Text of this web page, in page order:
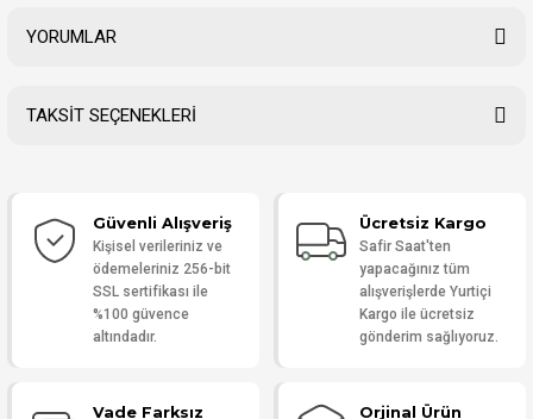
YORUMLAR
Yorum Yaz
TAKSİT SEÇENEKLERİ
Güvenli Alışveriş
Kişisel verileriniz ve
ödemeleriniz 256-bit
SSL sertifikası ile
%100 güvence
altındadır.
Ücretsiz Kargo
Safir Saat'ten
yapacağınız tüm
alışverişlerde Yurtiçi
Kargo ile ücretsiz
gönderim sağlıyoruz.
Vade Farksız
Orjinal Ürün